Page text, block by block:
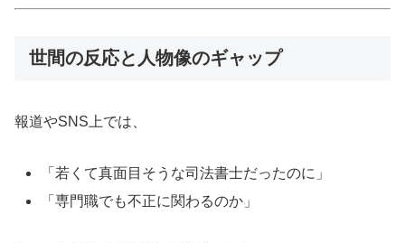
世間の反応と人物像のギャップ
報道やSNS上では、
「若くて真面目そうな司法書士だったのに」
「専門職でも不正に関わるのか」